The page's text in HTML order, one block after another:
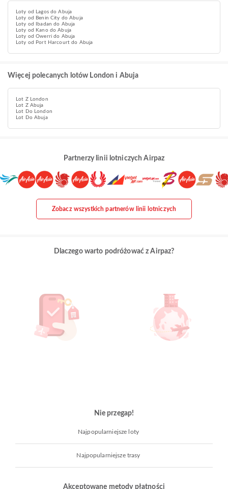
Loty od Lagos do Abuja
Loty od Benin City do Abuja
Loty od Ibadan do Abuja
Loty od Kano do Abuja
Loty od Owerri do Abuja
Loty od Port Harcourt do Abuja
Więcej polecanych lotów London i Abuja
Lot Z London
Lot Z Abuja
Lot Do London
Lot Do Abuja
Partnerzy linii lotniczych Airpaz
Zobacz wszystkich partnerów linii lotniczych
Dlaczego warto podróżować z Airpaz?
Nie przegap!
Najpopularniejsze loty
Najpopularniejsze trasy
Akceptowane metody płatności